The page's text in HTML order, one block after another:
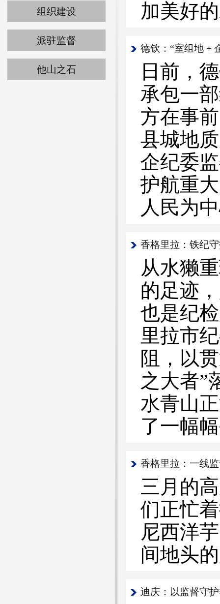
组织建设
派驻监督
他山之石
加美好
德钦：“室组地 +
日前，
承包一
方在事
县城地
企纪委
护航重
人民为
香格里拉：铁纪
从水獭
的足迹
也是纪
里拉市
阻，以
之大者”
水青山
了一幅
香格里拉：一线
三月的
们正忙
尼西洋
间地头
迪庆：以监督守